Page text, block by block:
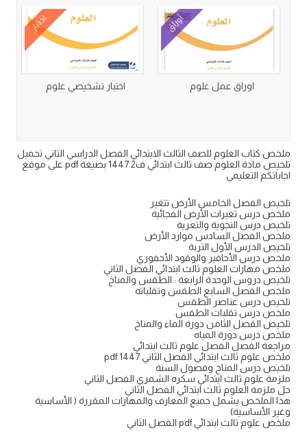
أوراق
اوراق عمل علوم
اختبار
اختبار تشخيصي علوم
ملخص كتاب العلوم للصف الثالث الابتدائي الفصل الدراسي الثاني تحميل
تلخيص مادة العلوم صف ثالث ابتدائي ف2 1447 بصيغة pdf على موقع
اجاباتكم التعليمي
تلخيص الفصل الخامس الأرض تتغير
ملخص درس تغيرات الأرض الفجائية
تلخيص درس التجوية والتعرية
ملخص الفصل السادس موارد الأرض
تلخيص الدرس الأول التربة
ملخص درس الأحافير والوقود الأحفوري
ملخص مهارات العلوم ثالث ابتدائي الفصل الثاني
تلخيص دروس الوحدة الرابعة : الطقس والمناخ
ملخص الفصل السابع الطقس وتقلباته
تلخيص درس عناصر الطقس
ملخص درس تقلبات الطقس
تلخيص الفصل الثامن دورة الماء والمناخ
ملخص درس دورة المياه
مراجعة الفصل الفصل علوم ثالث ابتدائي
ملخص علوم ثالث ابتدائي الفصل الثاني 1447 pdf
تلخيص درس المناخ وفصول السنة
ملزمة علوم ثالث ابتدائي سكره الشمري الفصل الثاني
حل ملزمة العلوم ثالث ابتدائي الفصل الثاني
هذا الملخص يشمل جميع المعارف والمهارات المقررة ( الأساسية
وغير الأساسية)
ملخص علوم ثالث ابتدائي pdf الفصل الثاني